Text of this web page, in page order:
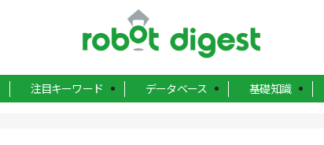
注目キーワード データベース 基礎知識